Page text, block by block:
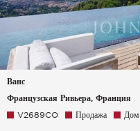
Ванс
Французская Ривьера, Франция
V2689CO Продажа Дом